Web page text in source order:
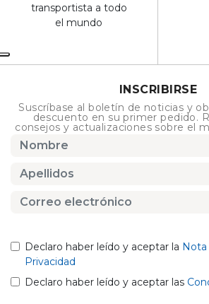
transportista a todo
el mundo
INSCRIBIRSE
Suscríbase al boletín de noticias y
descuento en su primer pedido.
consejos y actualizaciones sobre el
Declaro haber leído y aceptar la
Privacidad
Declaro haber leído y aceptar las